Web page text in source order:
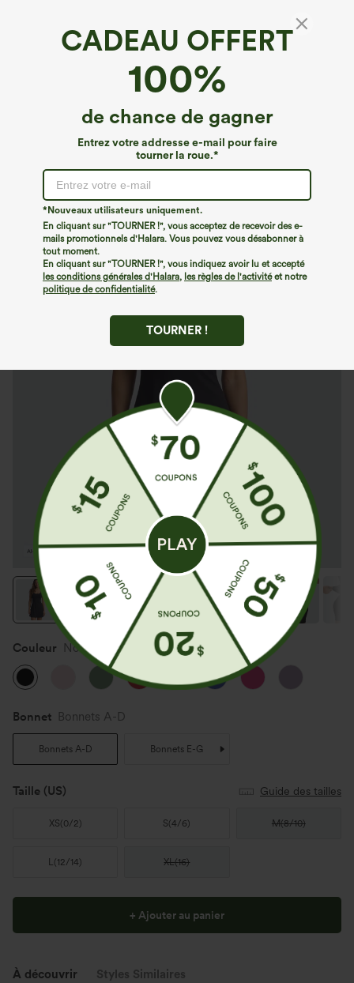
CADEAU OFFERT
100%
de chance de gagner
Entrez votre addresse e-mail pour faire
tourner la roue.*
*Nouveaux utilisateurs uniquement.
En cliquant sur "TOURNER !", vous acceptez de recevoir des e-
mails promotionnels d'Halara. Vous pouvez vous désabonner à
tout moment.
En cliquant sur "TOURNER !", vous indiquez avoir lu et accepté
les conditions générales d'Halara, les règles de l'activitéet notre
politique de confidentialité.
TOURNER !
Peluche SoftlyZero™*
SoftlyZero™ — bonnets moulés en peluche,
robe de danse/active à maintien léger —
€53,95 EUR
Couleur Noir
Bonnet Bonnets A-D
Bonnets A-D Bonnets E-G
Taille (US) Guide des tailles
XS(0/2) S(4/6) M(8/10)
L(12/14) XL(16)
+ Ajouter au panier
À découvrir Styles Similaires